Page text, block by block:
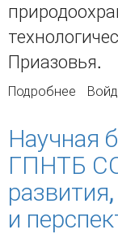
Приазовья.
Подробнее о
(Часть
Научная
ГПНТБ
и